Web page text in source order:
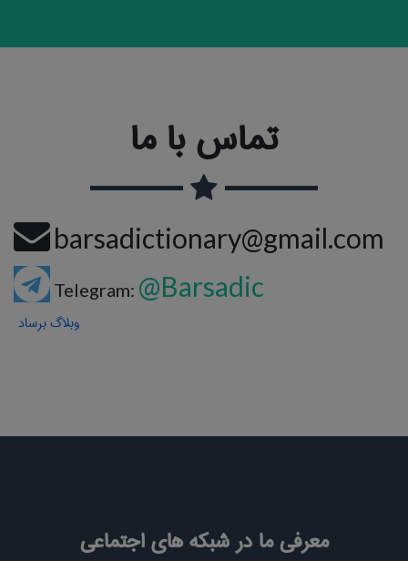
تماس با ما
barsadictionary@gmail.com
Telegram: @Barsadic
وبلاگ برساد
معرفی ما در شبکه های اجتماعی